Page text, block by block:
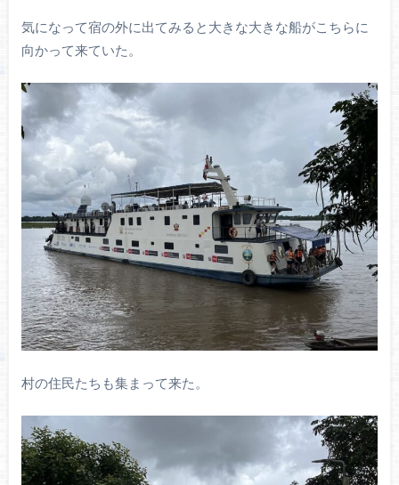
気になって宿の外に出てみると大きな大きな船がこちらに
向かって来ていた。
村の住民たちも集まって来た。